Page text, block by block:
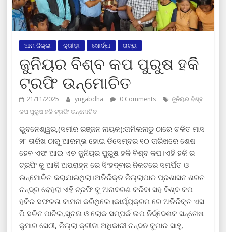
ଆମ ଜିଲ୍ଲା କ୍ରୀଡ଼ା ଖୋର୍ଦ୍ଧା ରାଜ୍ୟ
ଜୁନିୟର ବିଶ୍ବ କପ ପୁରୁଷ ହକି
ଟ୍ରଫି ଉନ୍ମୋଚିତ
21/11/2025 yugabdha 0 Comments
ଜୁନିୟର ବିଶ୍ବ
କପ ପୁରୁଷ ହକି ଟ୍ରଫି ଉନ୍ମୋଚିତ
ଭୁବନେଶ୍ୱର,(ସମୀର ରଞ୍ଜନ ନାୟକ):ତାମିଲନାଡୁ ଠାରେ ଚଳିତ ମାସ
୨୮ ତାରିଖ ଠାରୁ ଆରମ୍ଭ ହୋଇ ଡିସେମ୍ବର ୧୦ ତାରିଖରେ ଶେଷ
ହେବ ଏଫ ଆଇ ଏଚ ଜୁନିୟର ପୁରୁଷ ହକି ବିଶ୍ବ କପ।ଏହି ହକି ର
ଟ୍ରଫି କୁ ଆଜି ଅପରାହ୍ନ ରେ ସିଂହଦ୍ବାର ନିକଟରେ ସମର୍ପିତ ଓ
ଉନ୍ମୋଚିତ କରାଯାଇଥିଲା।ଅତିରିକ୍ତ ଜିଲ୍ଲାପାଳ ପ୍ରଶାସନ ଶରତ
ଚନ୍ଦ୍ର ବେହରା ଏହି ଟ୍ରଫି କୁ ଅନାବରଣ କରିବା ସହ ବିଶ୍ବ କପ
ହକିର ସଫଳତା କାମନା କରିଥିଲେ।କାର୍ଯ୍ୟକ୍ରମ ରେ ଅତିରିକ୍ତ ଏସ
ପି ସଚିନ ପାଟିଲ,ସୂଚନା ଓ ଲୋକ ସମ୍ପର୍କ ଉପ ନିର୍ଦ୍ଦେଶକ ସନ୍ତୋଷ
କୁମାର ସେଠୀ, ଜିଲ୍ଲା କ୍ରୀଡା ଅଧିକାରୀ ଚନ୍ଦନ କୁମାର ସାହୁ,